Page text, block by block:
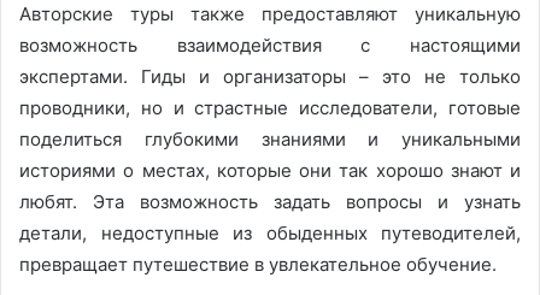
Авторские туры также предоставляют уникальную
возможность взаимодействия с настоящими
экспертами. Гиды и организаторы – это не только
проводники, но и страстные исследователи, готовые
поделиться глубокими знаниями и уникальными
историями о местах, которые они так хорошо знают и
любят. Эта возможность задать вопросы и узнать
детали, недоступные из обыденных путеводителей,
превращает путешествие в увлекательное обучение.